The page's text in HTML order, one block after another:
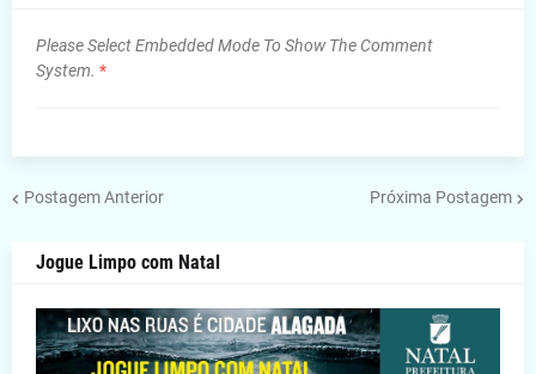
Please Select Embedded Mode To Show The Comment
System. *
Postagem Anterior Próxima Postagem
Jogue Limpo com Natal